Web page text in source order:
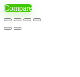
Compare